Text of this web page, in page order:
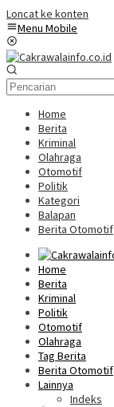
Loncat ke konten
Menu Mobile
Home
Berita
Kriminal
Olahraga
Otomotif
Politik
Kategori
Balapan
Berita Otomotif
Home
Berita
Kriminal
Politik
Otomotif
Olahraga
Tag Berita
Berita Otomotif
Lainnya
Indeks